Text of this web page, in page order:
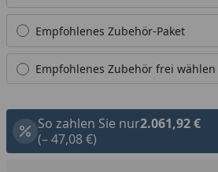
Empfohlenes Zubehör-Paket
Empfohlenes Zubehör frei wählen
So zahlen Sie nur2.061,92 €
(– 47,08 €)